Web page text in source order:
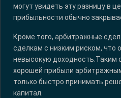
могут увидеть эту разницу в
прибыльности обычно
Кроме того, арбитражные
сделкам с низким риском, что
невысокую доходность.Таким
хорошей прибыли
только быстро принимать
капитал.